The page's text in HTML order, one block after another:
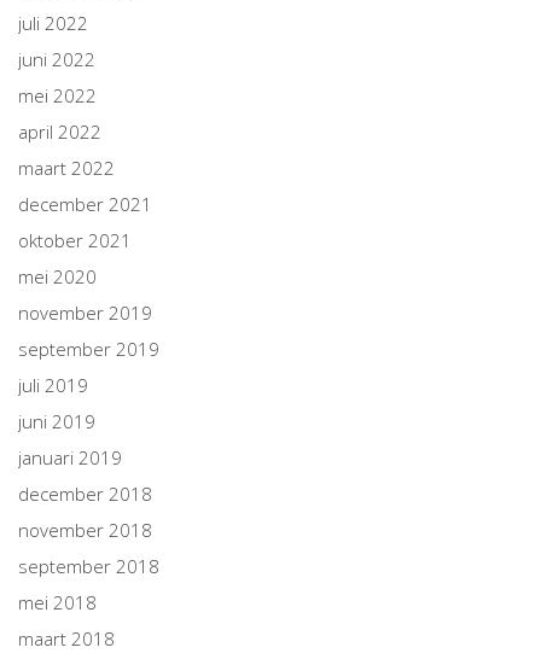
juli 2022
juni 2022
mei 2022
april 2022
maart 2022
december 2021
oktober 2021
mei 2020
november 2019
september 2019
juli 2019
juni 2019
januari 2019
december 2018
november 2018
september 2018
mei 2018
maart 2018